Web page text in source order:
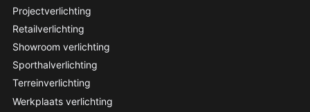
Projectverlichting
Retailverlichting
Showroom verlichting
Sporthalverlichting
Terreinverlichting
Werkplaats verlichting